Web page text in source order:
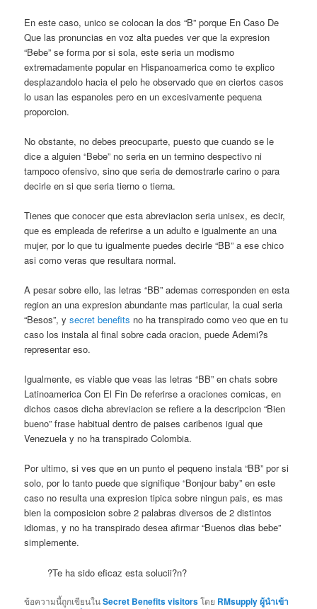
En este caso, unico se colocan la dos “B” porque En Caso De
Que las pronuncias en voz alta puedes ver que la expresion
“Bebe” se forma por si sola, este seri­a un modismo
extremadamente popular en Hispanoamerica como te explico
desplazandolo hacia el pelo he observado que en ciertos casos
lo usan las espanoles pero en un excesivamente pequena
proporcion.
No obstante, no debes preocuparte, puesto que cuando se le
dice a alguien “Bebe” no seri­a en un termino despectivo ni
tampoco ofensivo, sino que seri­a de demostrarle carino o para
decirle en si que seri­a tierno o tierna.
Tienes que conocer que esta abreviacion seri­a unisex, es decir,
que es empleada de referirse a un adulto e igualmente an una
mujer, por lo que tu igualmente puedes decirle “BB” a ese chico
asi­ como veras que resultara normal.
A pesar sobre ello, las letras “BB” ademas corresponden en esta
region an una expresion abundante mas particular, la cual seri­a
“Besos”, ysecret benefits no ha transpirado como veo que en tu
caso los instala al final sobre cada oracion, puede Ademi?s
representar eso.
Igualmente, es viable que veas las letras “BB” en chats sobre
Latinoamerica Con El Fin De referirse a oraciones comicas, en
dichos casos dicha abreviacion se refiere a la descripcion “Bien
bueno” frase habitual dentro de paises caribenos igual que
Venezuela y no ha transpirado Colombia.
Por ultimo, si ves que en un punto el pequeno instala “BB” por si
solo, por lo tanto puede que signifique “Bonjour baby” en este
caso no resulta una expresion tipica sobre ningun pais, es mas
bien la composicion sobre 2 palabras diversos de 2 distintos
idiomas, y no ha transpirado desea afirmar “Buenos dias bebe”
simplemente.
?Te ha sido eficaz esta solucii?n?
ข้อความนี้ถูกเขียนในSecret Benefits visitorsโดย RMsupply ผู้นำเข้า